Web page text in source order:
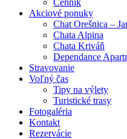
Cenník
Akciové ponuky
Chat Orešnica –
Chata Alpina
Chata Kriváň
Dependance
Stravovanie
Voľný čas
Tipy na výlety
Turistické trasy
Fotogaléria
Kontakt
Rezervácie